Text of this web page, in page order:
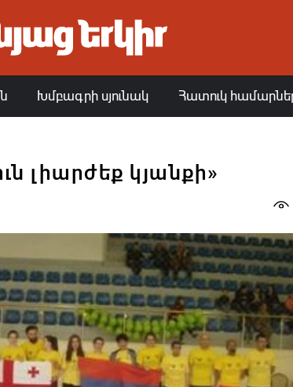
Խմբագրի սյունակ Հատուկ
լիարժեք կյանքի»